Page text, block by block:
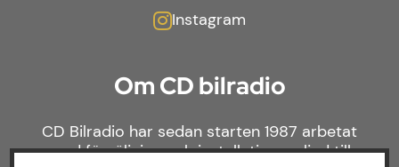
Instagram
Om CD bilradio
CD Bilradio har sedan starten 1987 arbetat
med försäljning och installation av ljud till